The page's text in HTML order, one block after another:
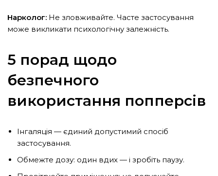
Нарколог: Не зловживайте. Часте застосування
може викликати психологічну залежність.
5 порад щодо
безпечного
використання попперсів
Інгаляція — єдиний допустимий спосіб
застосування.
Обмежте дозу: один вдих — і зробіть паузу.